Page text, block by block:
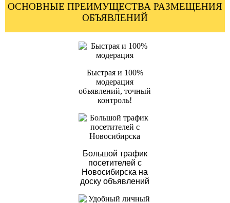
ОСНОВНЫЕ ПРЕИМУЩЕСТВА РАЗМЕЩЕНИЯ
ОБЪЯВЛЕНИЙ
Быстрая и 100%
модерация
объявлений, точный
контроль!
Большой трафик
посетителей с
Новосибирска на
доску объявлений